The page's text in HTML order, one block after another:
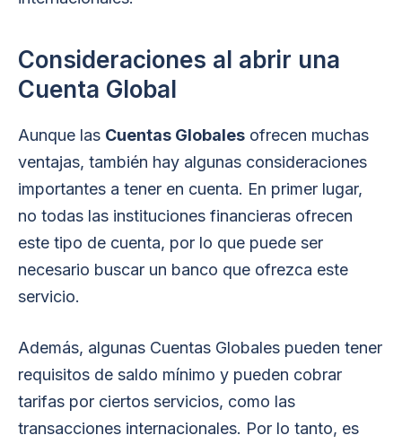
Consideraciones al abrir una
Cuenta Global
Aunque las Cuentas Globales ofrecen muchas
ventajas, también hay algunas consideraciones
importantes a tener en cuenta. En primer lugar,
no todas las instituciones financieras ofrecen
este tipo de cuenta, por lo que puede ser
necesario buscar un banco que ofrezca este
servicio.
Además, algunas Cuentas Globales pueden tener
requisitos de saldo mínimo y pueden cobrar
tarifas por ciertos servicios, como las
transacciones internacionales. Por lo tanto, es